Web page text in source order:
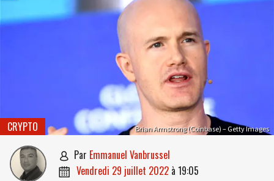
Brian Armstrong (Coinbase) – Getty Images
CRYPTO
 par Emmanuel Vanbrussel
 vendredi 29 juillet 2022 à 19:05